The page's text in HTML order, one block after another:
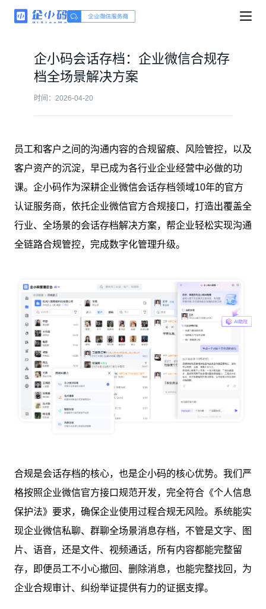
企小码会话存档：企业微信合规存
档全场景解决方案
时间：2026-04-20
员工和客户之间的沟通内容的合规留痕、风险管控，以及
客户资产的沉淀，早已成为各行业企业经营中必做的功
课。企小码作为深耕企业微信会话存档领域10年的官方
认证服务商，依托企业微信官方合规接口，打造出覆盖全
行业、全场景的会话存档解决方案，帮企业轻松实现沟通
全链路合规管控，完成数字化管理升级。
合规是会话存档的核心，也是企小码的核心优势。我们严
格按照企业微信官方接口规范开发，完全符合《个人信息
保护法》要求，确保企业使用过程合规无风险。系统能实
现企业微信私聊、群聊全场景消息存档，不管是文字、图
片、语音，还是文件、视频通话，所有内容都能完整留
存，即便员工不小心撤回、删除消息，也能完整找回，为
企业合规审计、纠纷举证提供有力的证据支撑。